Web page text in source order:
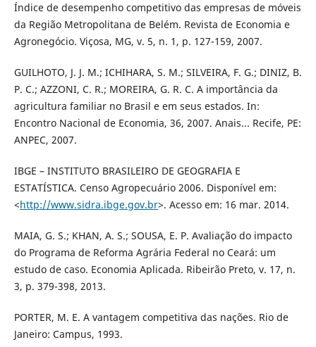
Índice de desempenho competitivo das empresas de móveis
da Região Metropolitana de Belém. Revista de Economia e
Agronegócio. Viçosa, MG, v. 5, n. 1, p. 127-159, 2007.
GUILHOTO, J. J. M.; ICHIHARA, S. M.; SILVEIRA, F. G.; DINIZ, B.
P. C.; AZZONI, C. R.; MOREIRA, G. R. C. A importância da
agricultura familiar no Brasil e em seus estados. In:
Encontro Nacional de Economia, 36, 2007. Anais... Recife, PE:
ANPEC, 2007.
IBGE – INSTITUTO BRASILEIRO DE GEOGRAFIA E
ESTATÍSTICA. Censo Agropecuário 2006. Disponível em:
<http://www.sidra.ibge.gov.br>. Acesso em: 16 mar. 2014.
MAIA, G. S.; KHAN, A. S.; SOUSA, E. P. Avaliação do impacto
do Programa de Reforma Agrária Federal no Ceará: um
estudo de caso. Economia Aplicada. Ribeirão Preto, v. 17, n.
3, p. 379-398, 2013.
PORTER, M. E. A vantagem competitiva das nações. Rio de
Janeiro: Campus, 1993.